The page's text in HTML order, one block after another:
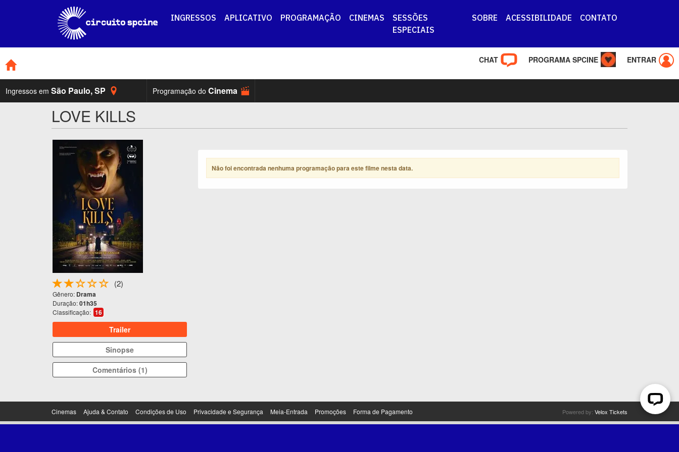
INGRESSOS APLICATIVO PROGRAMAÇÃO CINEMAS
SESSÕES
ESPECIAIS
SOBRE ACESSIBILIDADE CONTATO